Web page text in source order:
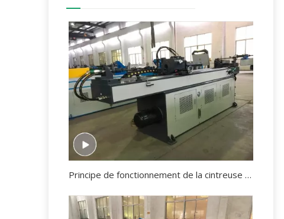
Principe de fonctionnement de la cintreuse de tuyaux